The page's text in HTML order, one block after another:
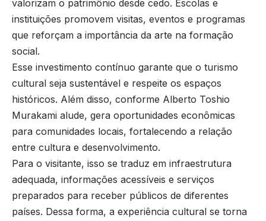
valorizam o patrimônio desde cedo. Escolas e
instituições promovem visitas, eventos e programas
que reforçam a importância da arte na formação
social.
Esse investimento contínuo garante que o turismo
cultural seja sustentável e respeite os espaços
históricos. Além disso, conforme Alberto Toshio
Murakami alude, gera oportunidades econômicas
para comunidades locais, fortalecendo a relação
entre cultura e desenvolvimento.
Para o visitante, isso se traduz em infraestrutura
adequada, informações acessíveis e serviços
preparados para receber públicos de diferentes
países. Dessa forma, a experiência cultural se torna